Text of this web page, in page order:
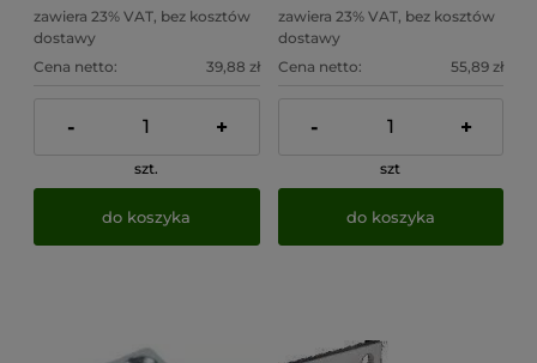
zawiera 23% VAT, bez kosztów
dostawy
Cena netto:
39,88 zł
- +
szt.
do koszyka
zawiera 23% VAT, bez kosztów
dostawy
Cena netto:
55,89 zł
- +
szt
do koszyka